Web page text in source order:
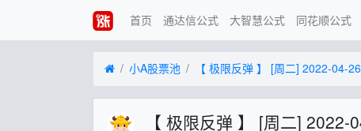
首页 通达信公式 大智慧公式 同花顺公式
小A股票池 【 极限反弹 】 [周二] 2022-04-
【 极限反弹 】 [周二]